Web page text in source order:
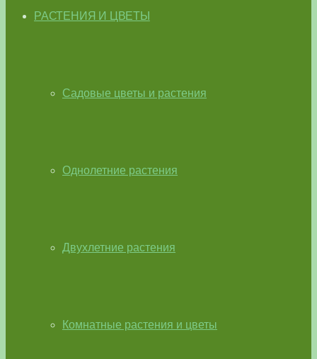
РАСТЕНИЯ И ЦВЕТЫ
Садовые цветы и растения
Однолетние растения
Двухлетние растения
Комнатные растения и цветы